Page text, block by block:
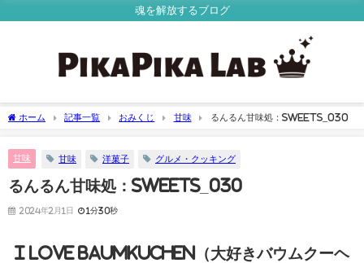
魂を解放するブログ
ホーム 記事一覧 おみくじ 甘味 るんるん甘味処：Sweets_030
甘味 甘味 洋菓子 グルメ・クッキング
るんるん甘味処：Sweets_030
2024年2月1日 1分30秒
I love Baumkuchen（大好きバウムクーヘ